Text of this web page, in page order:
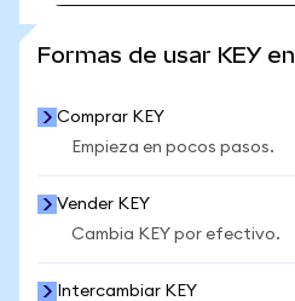
Formas de usar KEY
Comprar KEY
Empieza en pocos pasos.
Vender KEY
Cambia KEY por efectivo.
Intercambiar KEY